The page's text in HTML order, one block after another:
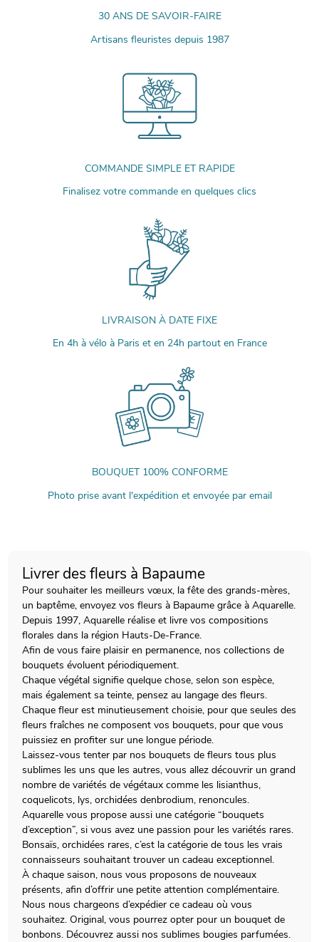
30 ANS DE SAVOIR-FAIRE
Artisans fleuristes depuis 1987
COMMANDE SIMPLE ET RAPIDE
Finalisez votre commande en quelques clics
LIVRAISON À DATE FIXE
En 4h à vélo à Paris et en 24h partout en France
BOUQUET 100% CONFORME
Photo prise avant l'expédition et envoyée par email
Livrer des fleurs à Bapaume
Pour souhaiter les meilleurs vœux, la fête des grands-mères,
un baptême, envoyez vos fleurs à Bapaume grâce à Aquarelle.
Depuis 1997, Aquarelle réalise et livre vos compositions
florales dans la région Hauts-De-France.
Afin de vous faire plaisir en permanence, nos collections de
bouquets évoluent périodiquement.
Chaque végétal signifie quelque chose, selon son espèce,
mais également sa teinte, pensez au langage des fleurs.
Chaque fleur est minutieusement choisie, pour que seules des
fleurs fraîches ne composent vos bouquets, pour que vous
puissiez en profiter sur une longue période.
Laissez-vous tenter par nos bouquets de fleurs tous plus
sublimes les uns que les autres, vous allez découvrir un grand
nombre de variétés de végétaux comme les lisianthus,
coquelicots, lys, orchidées denbrodium, renoncules.
Aquarelle vous propose aussi une catégorie “bouquets
d’exception”, si vous avez une passion pour les variétés rares.
Bonsaïs, orchidées rares, c’est la catégorie de tous les vrais
connaisseurs souhaitant trouver un cadeau exceptionnel.
À chaque saison, nous vous proposons de nouveaux
présents, afin d’offrir une petite attention complémentaire.
Nous nous chargeons d’expédier ce cadeau où vous
souhaitez. Original, vous pourrez opter pour un bouquet de
bonbons. Découvrez aussi nos sublimes bougies parfumées.